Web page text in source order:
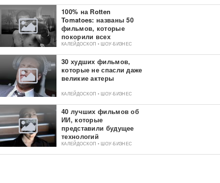
100% на Rotten
Tomatoes: названы 50
фильмов, которые
покорили всех
критиков
КАЛЕЙДОСКОП • ШОУ-БИЗНЕС
30 худших фильмов,
которые не спасли даже
великие актеры
КАЛЕЙДОСКОП • ШОУ-БИЗНЕС
40 лучших фильмов об
ИИ, которые
представили будущее
технологий
КАЛЕЙДОСКОП • ШОУ-БИЗНЕС